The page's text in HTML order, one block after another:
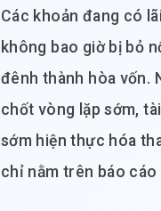
Các khoản đang có lãi
không bao giờ bị bỏ
đênh thành hòa vốn.
chốt vòng lặp sớm,
sớm hiện thực hóa
chỉ nằm trên báo cáo